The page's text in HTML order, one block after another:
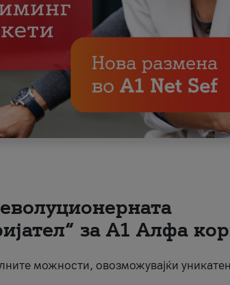
за А1 Алфа
можности, овозможувајќи